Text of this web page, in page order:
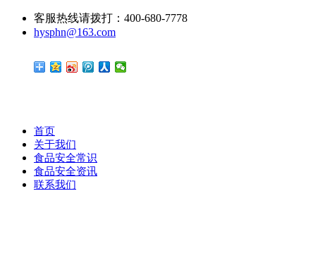
客服热线请拨打：400-680-7778
hysphn@163.com
首页
关于我们
食品安全常识
食品安全资讯
联系我们